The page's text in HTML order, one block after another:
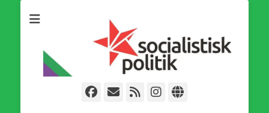
världsomfattande socialistiska Fjärde Internationalen och en viktig
tillgång i kampen för en socialistisk framtid!
Facebook
E-
Webbflöde
Instagram
Webbplats